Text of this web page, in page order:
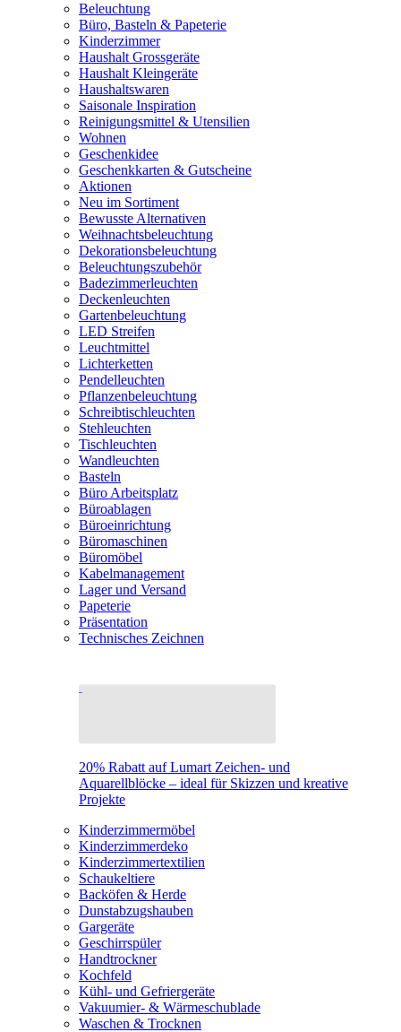
Beleuchtung
Büro, Basteln & Papeterie
Kinderzimmer
Haushalt Grossgeräte
Haushalt Kleingeräte
Haushaltswaren
Saisonale Inspiration
Reinigungsmittel & Utensilien
Wohnen
Geschenkidee
Geschenkkarten & Gutscheine
Aktionen
Neu im Sortiment
Bewusste Alternativen
Weihnachtsbeleuchtung
Dekorationsbeleuchtung
Beleuchtungszubehör
Badezimmerleuchten
Deckenleuchten
Gartenbeleuchtung
LED Streifen
Leuchtmittel
Lichterketten
Pendelleuchten
Pflanzenbeleuchtung
Schreibtischleuchten
Stehleuchten
Tischleuchten
Wandleuchten
Basteln
Büro Arbeitsplatz
Büroablagen
Büroeinrichtung
Büromaschinen
Büromöbel
Kabelmanagement
Lager und Versand
Papeterie
Präsentation
Technisches Zeichnen
20% Rabatt auf Lumart Zeichen- und
Aquarellblöcke – ideal für Skizzen und kreative
Projekte
Kinderzimmermöbel
Kinderzimmerdeko
Kinderzimmertextilien
Schaukeltiere
Backöfen & Herde
Dunstabzugshauben
Gargeräte
Geschirrspüler
Handtrockner
Kochfeld
Kühl- und Gefriergeräte
Vakuumier- & Wärmeschublade
Waschen & Trocknen